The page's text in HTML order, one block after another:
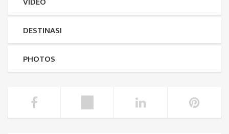
VIDEO
DESTINASI
PHOTOS